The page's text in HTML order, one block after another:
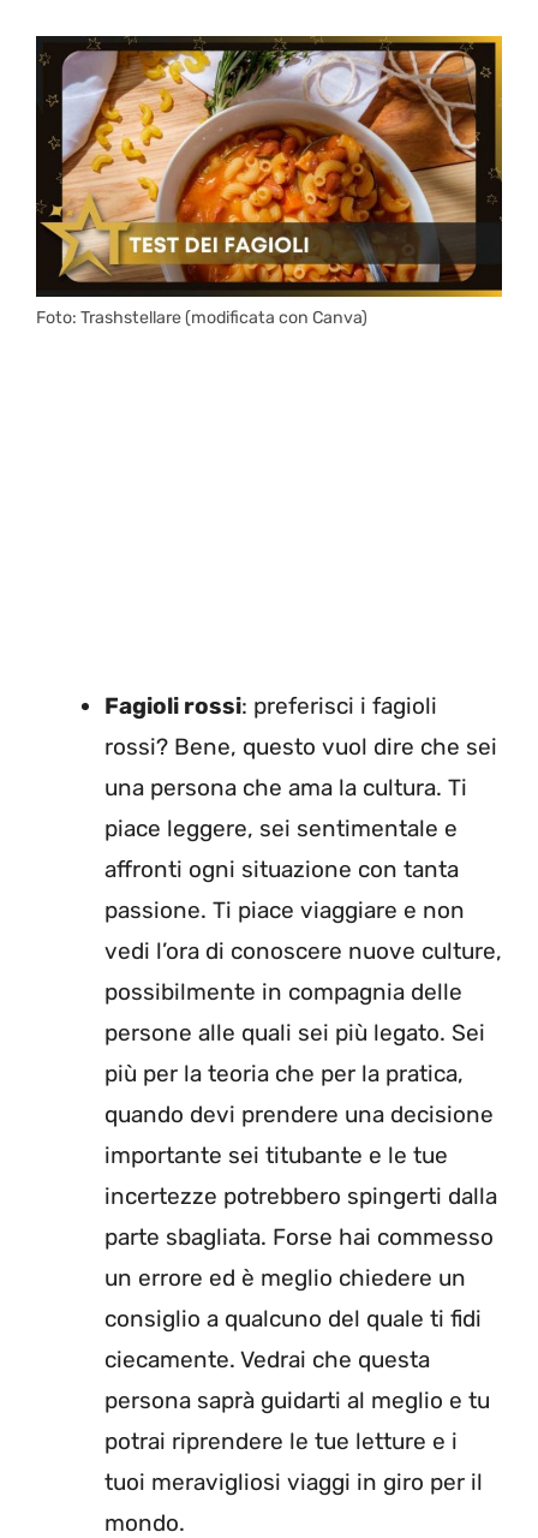
Foto: Trashstellare (modificata con Canva)
Fagioli rossi: preferisci i fagioli
rossi? Bene, questo vuol dire che sei
una persona che ama la cultura. Ti
piace leggere, sei sentimentale e
affronti ogni situazione con tanta
passione. Ti piace viaggiare e non
vedi l’ora di conoscere nuove culture,
possibilmente in compagnia delle
persone alle quali sei più legato. Sei
più per la teoria che per la pratica,
quando devi prendere una decisione
importante sei titubante e le tue
incertezze potrebbero spingerti dalla
parte sbagliata. Forse hai commesso
un errore ed è meglio chiedere un
consiglio a qualcuno del quale ti fidi
ciecamente. Vedrai che questa
persona saprà guidarti al meglio e tu
potrai riprendere le tue letture e i
tuoi meravigliosi viaggi in giro per il
mondo.